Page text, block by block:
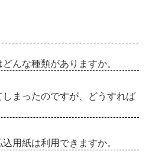
んな種類がありますか。
まったのですが、どうすれば
用紙は利用できますか。